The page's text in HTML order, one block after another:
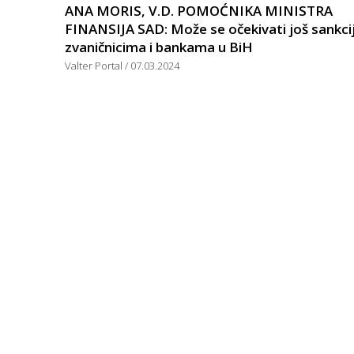
ANA MORIS, V.D. POMOĆNIKA MINISTRA
FINANSIJA SAD: Može se očekivati još
zvaničnicima i bankama u BiH
Valter Portal 07.03.2024